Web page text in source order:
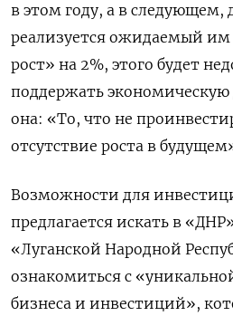
в этом году, а в следующем,
реализуется ожидаемый
рост» на 2%, этого будет
поддержать
она: «То, что не
отсутствие роста в
Возможности для
предлагается искать в
«Луганской Народной
ознакомиться с
бизнеса и инвестиций»,